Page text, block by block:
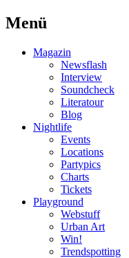
Menü
Magazin
Newsflash
Interview
Soundcheck
Literatour
Blog
Nightlife
Events
Locations
Partypics
Charts
Tickets
Playground
Webstuff
Urban Art
Win!
Trendspotting